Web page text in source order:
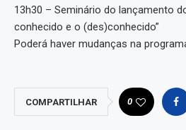
13h30 – Seminário do lançamento
conhecido e o (des)conhecido”
Poderá haver mudanças na
COMPARTILHAR 0